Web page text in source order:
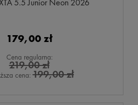
179,00 zł
Cena regularna:
219,00 zł
cena: 199,00 zł